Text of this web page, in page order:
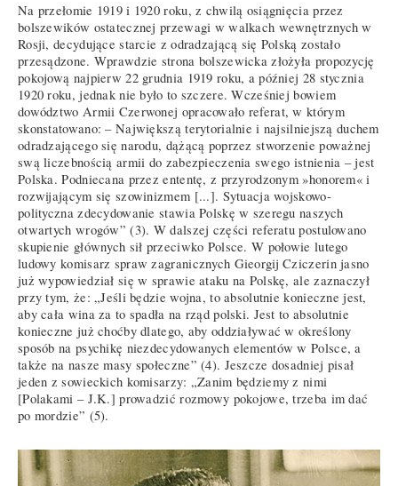
Na przełomie 1919 i 1920 roku, z chwilą osiągnięcia przez
bolszewików ostatecznej przewagi w walkach wewnętrznych w
Rosji, decydujące starcie z odradzającą się Polską zostało
przesądzone. Wprawdzie strona bolszewicka złożyła propozycję
pokojową najpierw 22 grudnia 1919 roku, a później 28 stycznia
1920 roku, jednak nie było to szczere. Wcześniej bowiem
dowództwo Armii Czerwonej opracowało referat, w którym
skonstatowano: – Największą terytorialnie i najsilniejszą duchem
odradzającego się narodu, dążącą poprzez stworzenie poważnej
swą liczebnością armii do zabezpieczenia swego istnienia – jest
Polska. Podniecana przez ententę, z przyrodzonym »honorem« i
rozwijającym się szowinizmem [...]. Sytuacja wojskowo-
polityczna zdecydowanie stawia Polskę w szeregu naszych
otwartych wrogów” (3). W dalszej części referatu postulowano
skupienie głównych sił przeciwko Polsce. W połowie lutego
ludowy komisarz spraw zagranicznych Gieorgij Cziczerin jasno
już wypowiedział się w sprawie ataku na Polskę, ale zaznaczył
przy tym, że: „Jeśli będzie wojna, to absolutnie konieczne jest,
aby cała wina za to spadła na rząd polski. Jest to absolutnie
konieczne już choćby dlatego, aby oddziaływać w określony
sposób na psychikę niezdecydowanych elementów w Polsce, a
także na nasze masy społeczne” (4). Jeszcze dosadniej pisał
jeden z sowieckich komisarzy: „Zanim będziemy z nimi
[Polakami – J.K.] prowadzić rozmowy pokojowe, trzeba im dać
po mordzie” (5).